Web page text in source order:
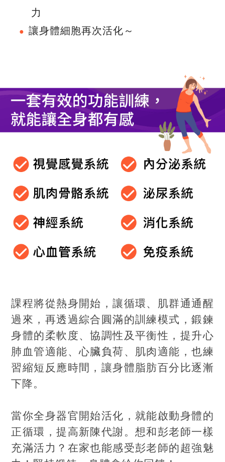
力
讓身體細胞再次活化～
課程將從熱身開始，讓循環、肌群通通醒
過來，再透過綜合圓滿的訓練模式，鍛鍊
身體的柔軟度、協調性及平衡性，提升心
肺血管適能、心臟負荷、肌肉適能，也練
習縮短反應時間，讓身體脂肪百分比逐漸
下降。
當你全身器官開始活化，就能啟動身體的
正循環，提高新陳代謝。想和彭老師一樣
充滿活力？在家也能感受彭老師的超強魅